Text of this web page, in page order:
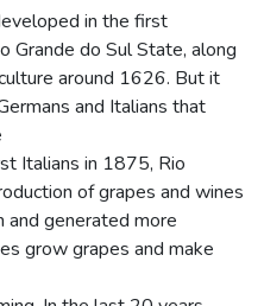
in the first
Grande do Sul State, along
around 1626. But it
and Italians that
Italians in 1875, Rio
of grapes and wines
generated more
grow grapes and make